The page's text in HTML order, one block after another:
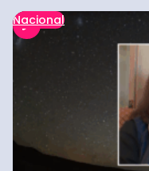
Nacional